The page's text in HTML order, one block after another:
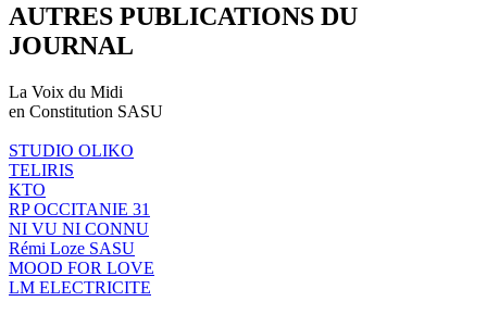
AUTRES PUBLICATIONS DU
JOURNAL
La Voix du Midi
en Constitution SASU
STUDIO OLIKO
TELIRIS
KTO
RP OCCITANIE 31
NI VU NI CONNU
Rémi Loze SASU
MOOD FOR LOVE
LM ELECTRICITE